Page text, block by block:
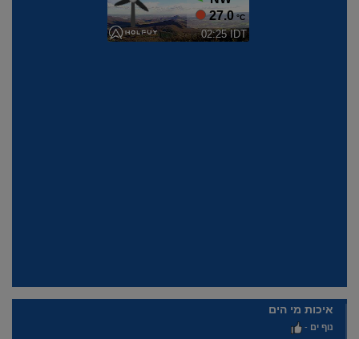
איכות מי הים
נוף ים -